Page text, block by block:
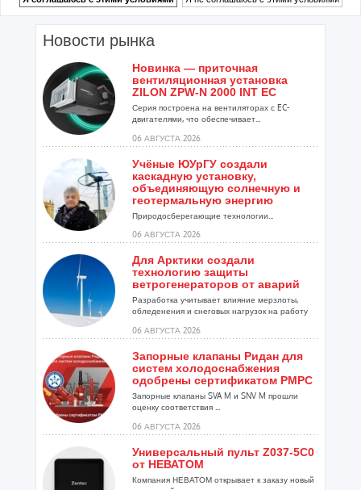
Новости рынка
Новинка — приточная
вентиляционная установка
ZILON ZPW-N 2000 INT EC
Серия построена на вентиляторах с EC-
двигателями, что обеспечивает...
06 АВГУСТА 2026
Учёные ЮУрГУ создали
каскадную установку,
объединяющую солнечную и
геотермальную энергию
Природосберегающие технологии...
06 АВГУСТА 2026
Для Арктики создали
технологию защиты
ветрогенераторов от аварий
Разработка учитывает влияние мерзлоты,
обледенения и снеговых нагрузок на работу
06 АВГУСТА 2026
Запорные клапаны Ридан для
систем холодоснабжения
одобрены сертификатом РМРС
Запорные клапаны SVA M и SNV M прошли
оценку соответствия ...
06 АВГУСТА 2026
Универсальный пульт Z037-5C0
от НЕВАТОМ
Компания НЕВАТОМ открывает к заказу новый